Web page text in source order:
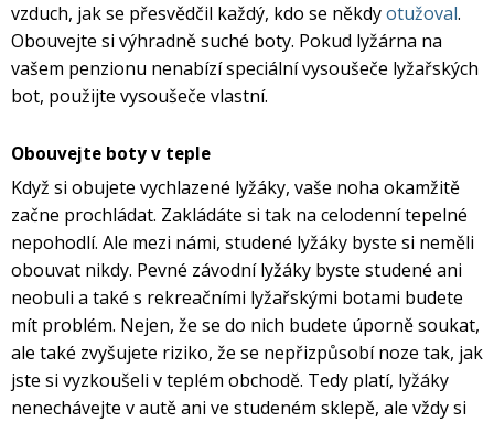
vzduch, jak se přesvědčil každý, kdo se někdyotužoval.
Obouvejte si výhradně suché boty. Pokud lyžárna na
vašem penzionu nenabízí speciální vysoušeče lyžařských
bot, použijte vysoušeče vlastní.
Obouvejte boty v teple
Když si obujete vychlazené lyžáky, vaše noha okamžitě
začne prochládat. Zakládáte si tak na celodenní tepelné
nepohodlí. Ale mezi námi, studené lyžáky byste si neměli
obouvat nikdy. Pevné závodní lyžáky byste studené ani
neobuli a také s rekreačními lyžařskými botami budete
mít problém. Nejen, že se do nich budete úporně soukat,
ale také zvyšujete riziko, že se nepřizpůsobí noze tak, jak
jste si vyzkoušeli v teplém obchodě. Tedy platí, lyžáky
nenechávejte v autě ani ve studeném sklepě, ale vždy si